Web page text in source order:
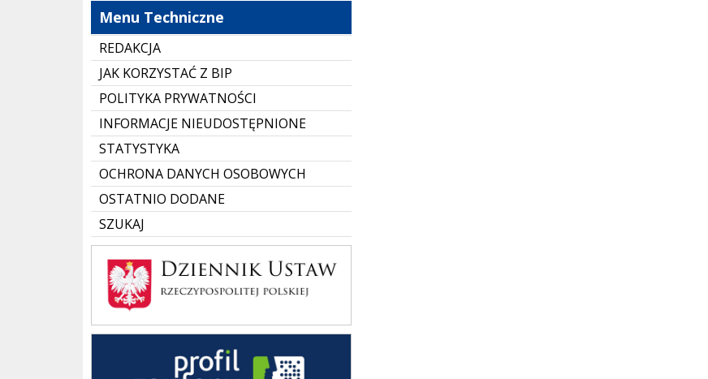
Menu Techniczne
REDAKCJA
JAK KORZYSTAĆ Z BIP
POLITYKA PRYWATNOŚCI
INFORMACJE NIEUDOSTĘPNIONE
STATYSTYKA
OCHRONA DANYCH OSOBOWYCH
OSTATNIO DODANE
SZUKAJ
Dziennik Polski
Profil Zaufany